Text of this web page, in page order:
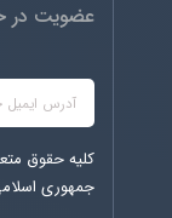
عضویت در
کلیه حقوق
جمهوری